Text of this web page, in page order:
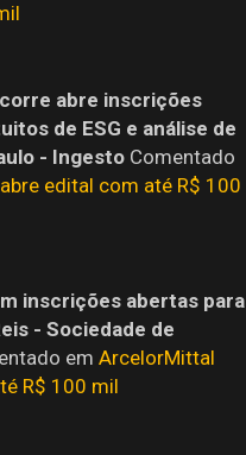
abre inscrições
de ESG e análise de
- IngestoComentado
edital com até R$ 100
inscrições abertas para
- Sociedade de
em ArcelorMittal
R$ 100 mil